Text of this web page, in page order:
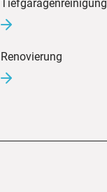
Tiefgaragenreinigung
Renovierung